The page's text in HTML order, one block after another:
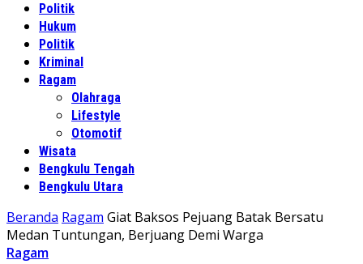
Politik
Hukum
Politik
Kriminal
Ragam
Olahraga
Lifestyle
Otomotif
Wisata
Bengkulu Tengah
Bengkulu Utara
Beranda Ragam Giat Baksos Pejuang Batak Bersatu
Medan Tuntungan, Berjuang Demi Warga
Ragam